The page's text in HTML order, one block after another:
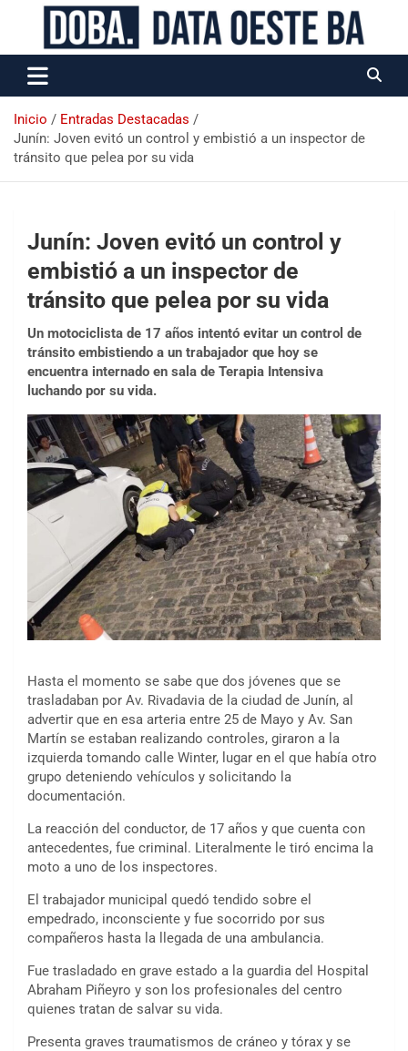
Data Oeste BA
Inicio
Entradas Destacadas
Junín: Joven evitó un control y embistió a un inspector de
tránsito que pelea por su vida
Junín: Joven evitó un control y
embistió a un inspector de
tránsito que pelea por su vida
Un motociclista de 17 años intentó evitar un control de
tránsito embistiendo a un trabajador que hoy se
encuentra internado en sala de Terapia Intensiva
luchando por su vida.
Hasta el momento se sabe que dos jóvenes que se
trasladaban por Av. Rivadavia de la ciudad de Junín, al
advertir que en esa arteria entre 25 de Mayo y Av. San
Martín se estaban realizando controles, giraron a la
izquierda tomando calle Winter, lugar en el que había otro
grupo deteniendo vehículos y solicitando la
documentación.
La reacción del conductor, de 17 años y que cuenta con
antecedentes, fue criminal. Literalmente le tiró encima la
moto a uno de los inspectores.
El trabajador municipal quedó tendido sobre el
empedrado, inconsciente y fue socorrido por sus
compañeros hasta la llegada de una ambulancia.
Fue trasladado en grave estado a la guardia del Hospital
Abraham Piñeyro y son los profesionales del centro
quienes tratan de salvar su vida.
Presenta graves traumatismos de cráneo y tórax y se